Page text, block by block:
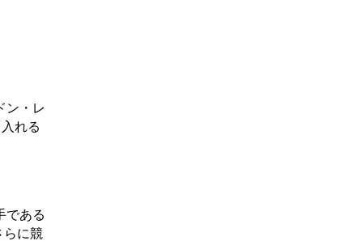
ン・レ
れる
である
らに競